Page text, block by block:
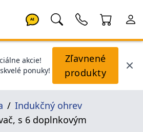
AI
akcie!
ponuky!
Zľavnené
produkty
Indukčný ohrev
s 6 doplnkovým